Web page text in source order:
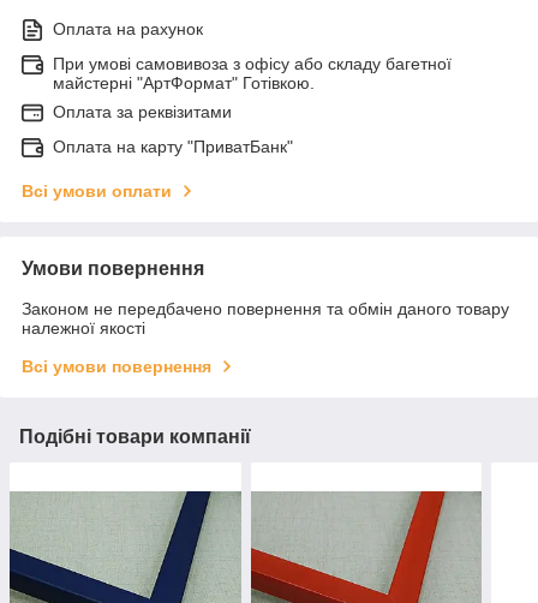
Оплата на рахунок
При умові самовивоза з офісу або складу багетної
майстерні "АртФормат" Готівкою.
Оплата за реквізитами
Оплата на карту "ПриватБанк"
Всі умови оплати
Умови повернення
Законом не передбачено повернення та обмін даного товару
належної якості
Всі умови повернення
Подібні товари компанії